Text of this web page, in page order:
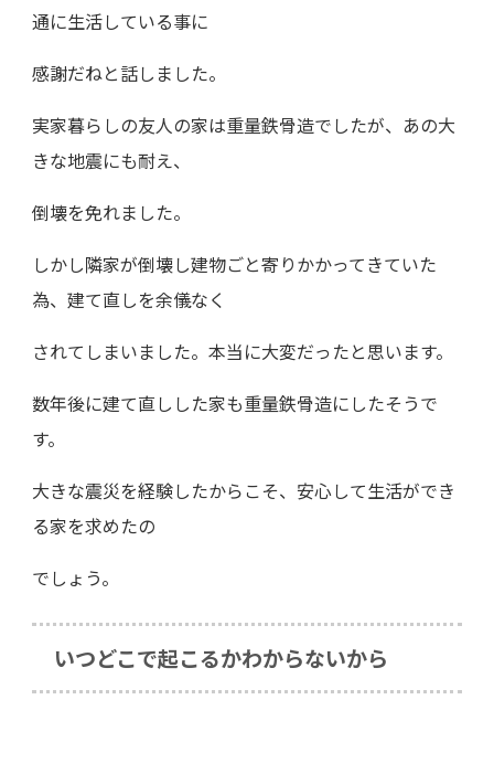
通に生活している事に
感謝だねと話しました。
実家暮らしの友人の家は重量鉄骨造でしたが、あの大
きな地震にも耐え、
倒壊を免れました。
しかし隣家が倒壊し建物ごと寄りかかってきていた
為、建て直しを余儀なく
されてしまいました。本当に大変だったと思います。
数年後に建て直しした家も重量鉄骨造にしたそうで
す。
大きな震災を経験したからこそ、安心して生活ができ
る家を求めたの
でしょう。
いつどこで起こるかわからないから